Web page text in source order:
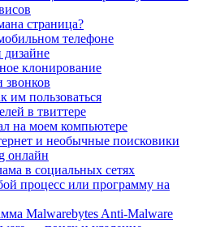
страница?
телефоне
дизайне
клонирование
звонков
им пользоваться
в твиттере
на моем компьютере
и необычные поисковики
онлайн
в социальных сетях
процесс или программу на
Malwarebytes Anti-Malware